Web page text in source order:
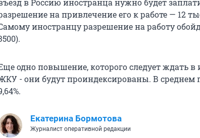
в Россию иностранца нужно будет
на привлечение его к работе — 12
иностранцу разрешение на работу
одно повышение, которого следует ждать в
- они будут проиндексированы. В среднем
Екатерина Бормотова
Журналист оперативной редакции